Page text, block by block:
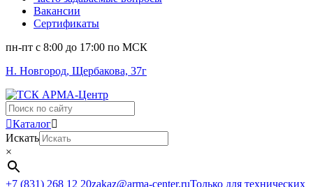
Вакансии
Сертификаты
пн-пт c 8:00 до 17:00 по МСК
Н. Новгород, Щербакова, 37г
Поиск
...Каталог
Искать
×
+7 (831) 268 12 20zakaz@arma-center.ruТолько для технических